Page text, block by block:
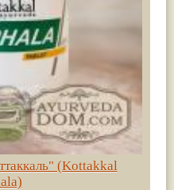
(Kottakkal